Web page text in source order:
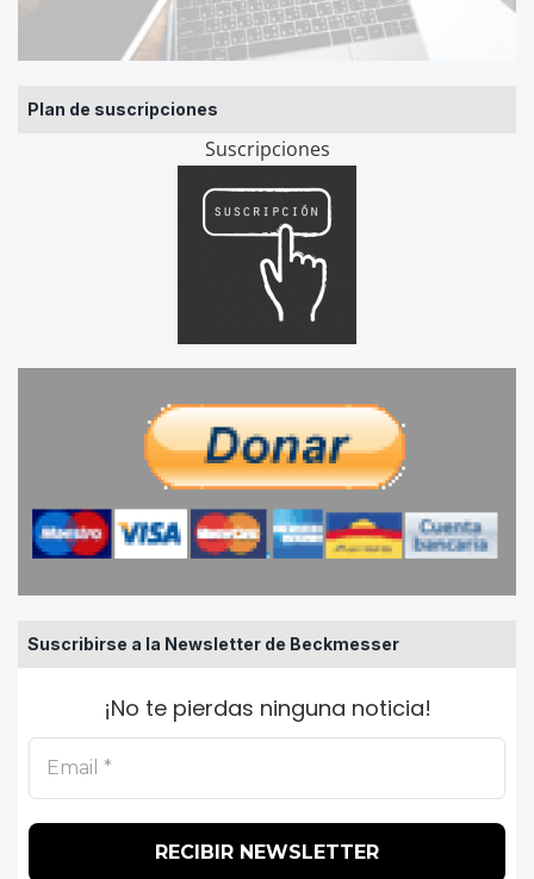
Plan de suscripciones
Suscripciones
Suscribirse a la Newsletter de Beckmesser
¡No te pierdas ninguna noticia!